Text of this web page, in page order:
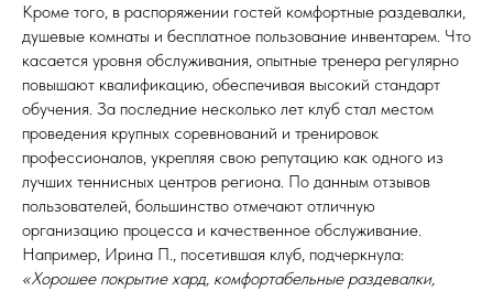
Кроме того, в распоряжении гостей комфортные раздевалки,
душевые комнаты и бесплатное пользование инвентарем. Что
касается уровня обслуживания, опытные тренера регулярно
повышают квалификацию, обеспечивая высокий стандарт
обучения. За последние несколько лет клуб стал местом
проведения крупных соревнований и тренировок
профессионалов, укрепляя свою репутацию как одного из
лучших теннисных центров региона. По данным отзывов
пользователей, большинство отмечают отличную
организацию процесса и качественное обслуживание.
Например, Ирина П., посетившая клуб, подчеркнула:
«Хорошее покрытие хард, комфортабельные раздевалки,